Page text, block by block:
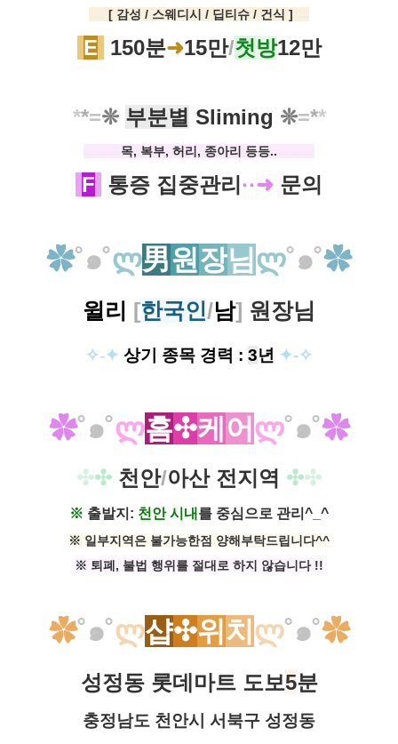
[ 감성 / 스웨디시 / 딥티슈 / 건식 ]
E 150분➜15만/첫방12만
**=❊ 부분별 Sliming ❊=**
목, 복부, 허리, 종아리 등등..
F 통증 집중관리 ··➜ 문의
✿˚๑˚ლ男원장님ლ˚๑˚✿
윌리 [한국인/남] 원장님
✧-✦ 상기 종목 경력 : 3년 ✦-✧
✿˚๑˚ლ홈​​✣케 어 ლ˚๑˚✿
✣✣ 천안/아산 전지역 ✣✣
※ 출발지: 천안 시내 를 중심으로 관리^_^
※ 일부지역은 불가능한점 양해부탁드립니다^^
※ 퇴폐, 불법 행위를 절대로 하지 않습니다​ !!
✿˚๑˚ლ샵✣위 치 ლ˚๑˚✿
성정동 롯데마트 도보5분
충정남도 천안시 서북구 성정동